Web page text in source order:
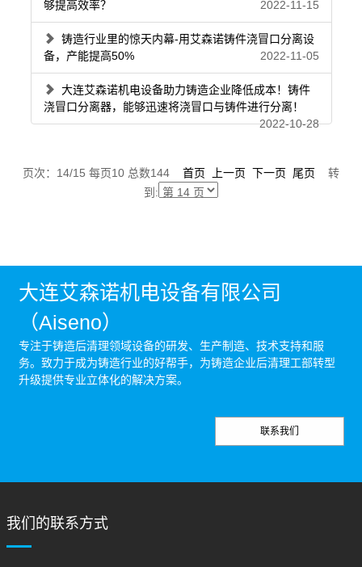
够提高效率？
2022-11-15
铸造行业里的惊天内幕-用艾森诺铸件浇冒口分离设
备，产能提高50%
2022-11-05
大连艾森诺机电设备助力铸造企业降低成本！铸件
浇冒口分离器，能够迅速将浇冒口与铸件进行分离！
2022-10-28
页次：14/15 每页10 总数144 首页 上一页 下一页 尾页 转
到:
大连艾森诺机电设备有限公司
（Aiseno）
专注于铸造后清理领域设备的研发、生产制造、技术支持和服
务。致力于成为铸造行业的好帮手，为铸造企业后清理工部转型
升级提供专业立体化的解决方案。
联系我们
我们的联系方式